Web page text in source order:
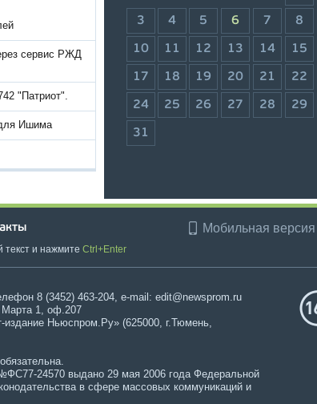
сервис РЖД
"Патриот".
для Ишима
3 4 5 6 7 8
10 11 12 13 14 15
17 18 19 20 21 22
24 25 26 27 28 29
31
Мобильная версия
и нажмите Ctrl+Enter
8 (3452) 463-204, e-mail: edit@newsprom.ru
Марта 1, оф.207
Ньюспром.Ру» (625000, г.Тюмень,
24570 выдано 29 мая 2006 года Федеральной
в сфере массовых коммуникаций и